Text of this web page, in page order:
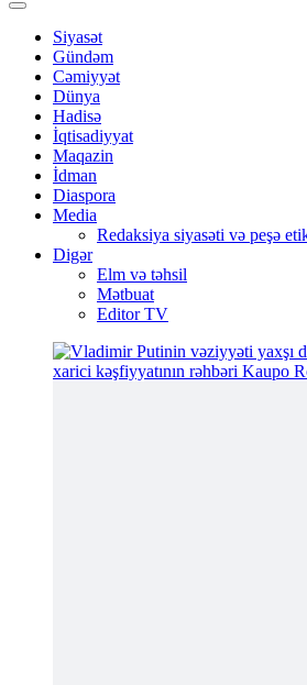
Siyasət
Gündəm
Cəmiyyət
Dünya
Hadisə
İqtisadiyyat
Maqazin
İdman
Diaspora
Media
Redaksiya siyasəti və peşə
Digər
Elm və təhsil
Mətbuat
Editor TV